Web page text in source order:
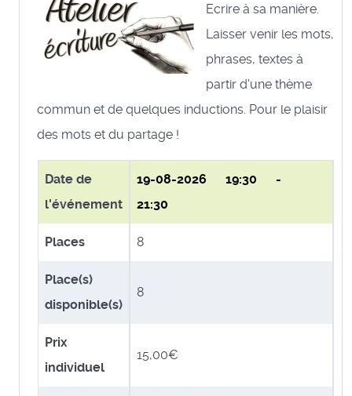
Ecrire à sa manière.
Laisser venir les mots,
phrases, textes à
partir d'une thème
commun et de quelques inductions. Pour le plaisir
des mots et du partage !
Date de
l'événement
19-08-2026 19:30 -
21:30
Places 8
Place(s)
disponible(s)
8
Prix
individuel
15,00€